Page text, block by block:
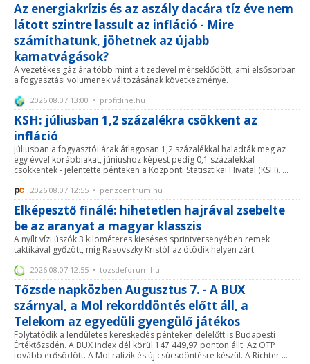
Az energiakrízis és az aszály dacára tíz éve nem
látott szintre lassult az infláció - Mire
számíthatunk, jöhetnek az újabb
kamatvágások?
A vezetékes gáz ára több mint a tizedével mérséklődött, ami elsősorban
a fogyasztási volumenek változásának következménye.
2026.08.07 13:00 • profitline.hu
KSH: júliusban 1,2 százalékra csökkent az
infláció
Júliusban a fogyasztói árak átlagosan 1,2 százalékkal haladták meg az
egy évvel korábbiakat, júniushoz képest pedig 0,1 százalékkal
csökkentek - jelentette pénteken a Központi Statisztikai Hivatal (KSH). ...
2026.08.07 12:55 • penzcentrum.hu
Elképesztő finálé: hihetetlen hajrával zsebelte
be az aranyat a magyar klasszis
A nyílt vízi úszók 3 kilométeres kieséses sprintversenyében remek
taktikával győzött, míg Rasovszky Kristóf az ötödik helyen zárt.
2026.08.07 12:55 • tozsdeforum.hu
Tőzsde napközben Augusztus 7. - A BUX
szárnyal, a Mol rekorddöntés előtt áll, a
Telekom az egyedüli gyengülő játékos
Folytatódik a lendületes kereskedés pénteken délelőtt is Budapesti
Értéktőzsdén. A BUX index dél körül 147 449,97 ponton állt. Az OTP
tovább erősödött. A Mol ralizik és új csúcsdöntésre készül. A Richter ...